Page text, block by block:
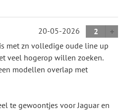
20-05-2026
2
met zn volledige oude line up
veel hogerop willen zoeken.
modellen overlap met
te gewoontjes voor Jaguar en